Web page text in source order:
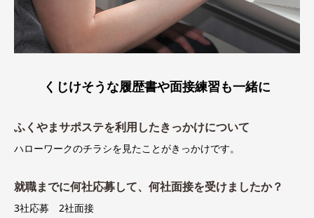
くじけそうな履歴書や面接練習も一緒に
ふくやまサポステを利用したきっかけについて
ハローワークのチラシを見たことがきっかけです。
就職までに何社応募して、何社面接を受けましたか？
3社応募 2社面接